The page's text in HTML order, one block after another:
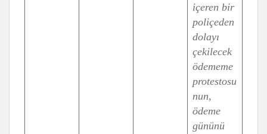
içeren bir
poliçeden
dolayı
çekilecek
ödememe
protestosu
nun,
ödeme
gününü